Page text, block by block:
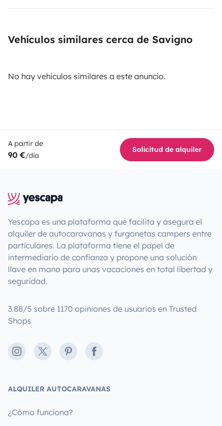
Vehículos similares cerca de Savigno
No hay vehículos similares a este anuncio.
A partir de
90 €/día
Solicitud de alquiler
Yescapa es una plataforma que facilita y asegura el
alquiler de autocaravanas y furgonetas campers entre
particulares. La plataforma tiene el papel de
intermediario de confianza y propone una solución
llave en mano para unas vacaciones en total libertad y
seguridad.
3.88/5 sobre 1170 opiniones de usuarios en Trusted
Shops
Instagram
X PinterestFacebook
ALQUILER AUTOCARAVANAS
¿Cómo funciona?